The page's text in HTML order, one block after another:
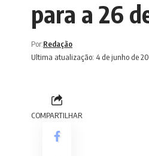
para a 26
Ultima atualização: 4 de junho de
Por:Redação
COMPARTILHAR